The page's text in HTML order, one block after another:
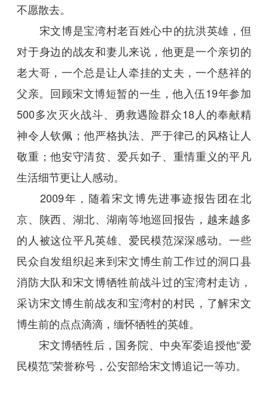
不愿散去。
宋文博是宝湾村老百姓心中的抗洪英雄，但
对于身边的战友和妻儿来说，他更是一个亲切的
老大哥，一个总是让人牵挂的丈夫，一个慈祥的
父亲。回顾宋文博短暂的一生，他入伍19年参加
500多次灭火战斗、勇救遇险群众18人的奉献精
神令人钦佩；他严格执法、严于律己的风格让人
敬重；他安守清贫、爱兵如子、重情重义的平凡
生活细节更让人感动。
2009年，随着宋文博先进事迹报告团在北
京、陕西、湖北、湖南等地巡回报告，越来越多
的人被这位平凡英雄、爱民模范深深感动。一些
民众自发组织起来到宋文博生前工作过的洞口县
消防大队和宋文博牺牲前战斗过的宝湾村走访，
采访宋文博生前战友和宝湾村的村民，了解宋文
博生前的点点滴滴，缅怀牺牲的英雄。
宋文博牺牲后，国务院、中央军委追授他“爱
民模范”荣誉称号，公安部给宋文博追记一等功。